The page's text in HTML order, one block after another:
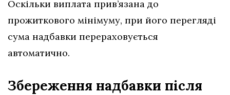
Оскільки виплата прив’язана до
прожиткового мінімуму, при його перегляді
сума надбавки перераховується
автоматично.
Збереження надбавки після